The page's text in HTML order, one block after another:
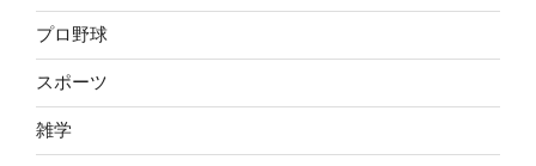
プロ野球
スポーツ
雑学